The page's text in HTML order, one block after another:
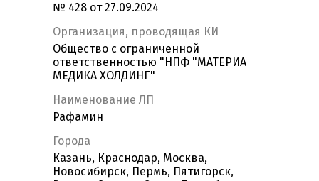
№ 428 от 27.09.2024
Организация, проводящая КИ
Общество с ограниченной
ответственностью "НПФ "МАТЕРИА
МЕДИКА ХОЛДИНГ"
Наименование ЛП
Рафамин
Города
Казань, Краснодар, Москва,
Новосибирск, Пермь, Пятигорск,